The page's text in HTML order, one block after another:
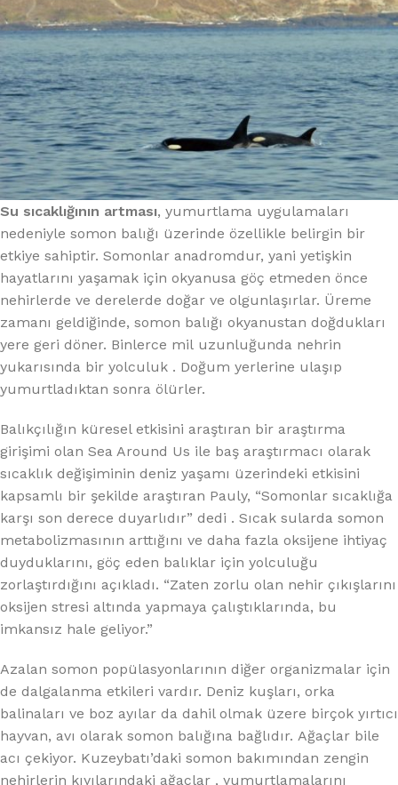
Su sıcaklığının artması, yumurtlama uygulamaları
nedeniyle somon balığı üzerinde özellikle belirgin bir
etkiye sahiptir. Somonlar anadromdur, yani yetişkin
hayatlarını yaşamak için okyanusa göç etmeden önce
nehirlerde ve derelerde doğar ve olgunlaşırlar. Üreme
zamanı geldiğinde, somon balığı okyanustan doğdukları
yere geri döner. Binlerce mil uzunluğunda nehrin
yukarısında bir yolculuk . Doğum yerlerine ulaşıp
yumurtladıktan sonra ölürler.
Balıkçılığın küresel etkisini araştıran bir araştırma
girişimi olan Sea Around Us ile baş araştırmacı olarak
sıcaklık değişiminin deniz yaşamı üzerindeki etkisini
kapsamlı bir şekilde araştıran Pauly, “Somonlar sıcaklığa
karşı son derece duyarlıdır” dedi . Sıcak sularda somon
metabolizmasının arttığını ve daha fazla oksijene ihtiyaç
duyduklarını, göç eden balıklar için yolculuğu
zorlaştırdığını açıkladı. “Zaten zorlu olan nehir çıkışlarını
oksijen stresi altında yapmaya çalıştıklarında, bu
imkansız hale geliyor.”
Azalan somon popülasyonlarının diğer organizmalar için
de dalgalanma etkileri vardır. Deniz kuşları, orka
balinaları ve boz ayılar da dahil olmak üzere birçok yırtıcı
hayvan, avı olarak somon balığına bağlıdır. Ağaçlar bile
acı çekiyor. Kuzeybatı’daki somon bakımından zengin
nehirlerin kıyılarındaki ağaçlar , yumurtlamalarını